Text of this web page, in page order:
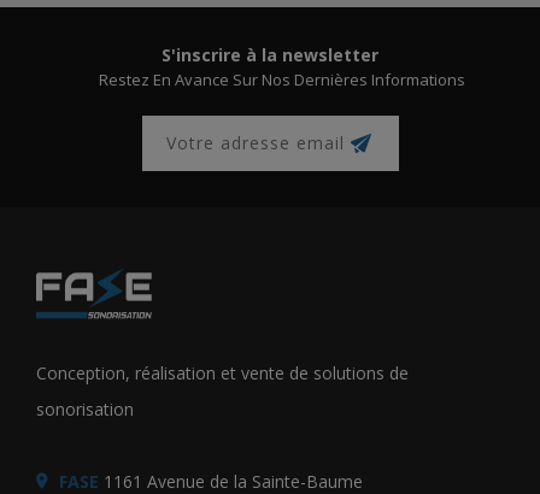
S'inscrire à la newsletter
Restez En Avance Sur Nos Dernières Informations
Conception, réalisation et vente de solutions de
sonorisation
FASE 1161 Avenue de la Sainte-Baume